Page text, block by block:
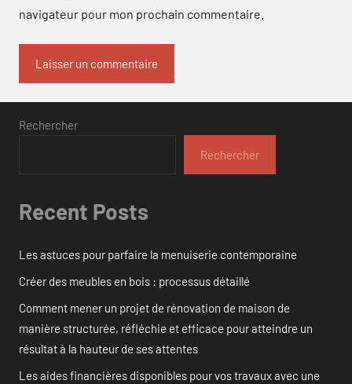
navigateur pour mon prochain commentaire.
Rechercher
Rechercher
Recent Posts
Les astuces pour parfaire la menuiserie contemporaine
Créer des meubles en bois : processus détaillé
Comment mener un projet de rénovation de maison de
manière structurée, réfléchie et efficace pour atteindre un
résultat à la hauteur de ses attentes
Les aides financières disponibles pour vos travaux avec une